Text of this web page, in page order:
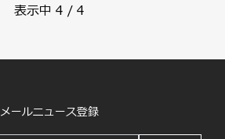
表示中 4 / 4
メールニュース登録